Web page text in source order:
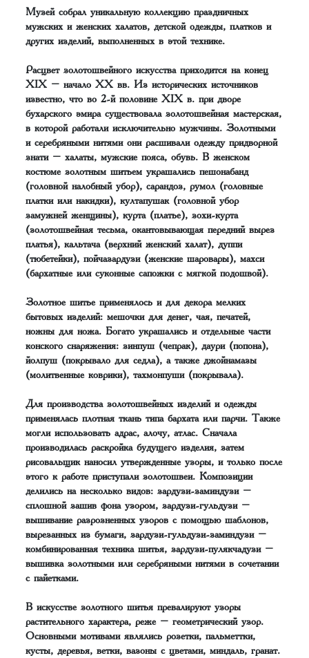
Музей собрал уникальную коллекцию праздничных
мужских и женских халатов, детской одежды, платков и
других изделий, выполненных в этой технике.
Расцвет золотошвейного искусства приходится на конец
XIX – начало ХХ вв. Из исторических источников
известно, что во 2-й половине XIX в. при дворе
бухарского эмира существовала золотошвейная мастерская,
в которой работали исключительно мужчины. Золотными
и серебряными нитями они расшивали одежду придворной
знати – халаты, мужские пояса, обувь. В женском
костюме золотным шитьем украшались пешонабанд
(головной налобный убор), сарандоз, румол (головные
платки или накидки), култапушак (головной убор
замужней женщины), курта (платье), зохи-курта
(золотошвейная тесьма, окантовывающая передний вырез
платья), кальтача (верхний женский халат), дуппи
(тюбетейки), пойчазардузи (женские шаровары), махси
(бархатные или суконные сапожки с мягкой подошвой).
Золотное шитье применялось и для декора мелких
бытовых изделий: мешочки для денег, чая, печатей,
ножны для ножа. Богато украшались и отдельные части
конского снаряжения: зинпуш (чепрак), даури (попона),
йолпуш (покрывало для седла), а также джойнамазы
(молитвенные коврики), тахмонпуши (покрывала).
Для производства золотошвейных изделий и одежды
применялась плотная ткань типа бархата или парчи. Также
могли использовать адрас, алочу, атлас. Сначала
производилась раскройка будущего изделия, затем
рисовальщик наносил утвержденные узоры, и только после
этого к работе приступали золотошвеи. Композиции
делились на несколько видов: зардузи-заминдузи –
сплошной зашив фона узором, зардузи-гульдузи –
вышивание разрозненных узоров с помощью шаблонов,
вырезанных из бумаги, зардузи-гульдузи-заминдузи –
комбинированная техника шитья, зардузи-пулякчадузи –
вышивка золотными или серебряными нитями в сочетании
с пайетками.
В искусстве золотного шитья превалируют узоры
растительного характера, реже – геометрический узор.
Основными мотивами являлись розетки, пальметтки,
кусты, деревья, ветки, вазоны с цветами, миндаль, гранат.